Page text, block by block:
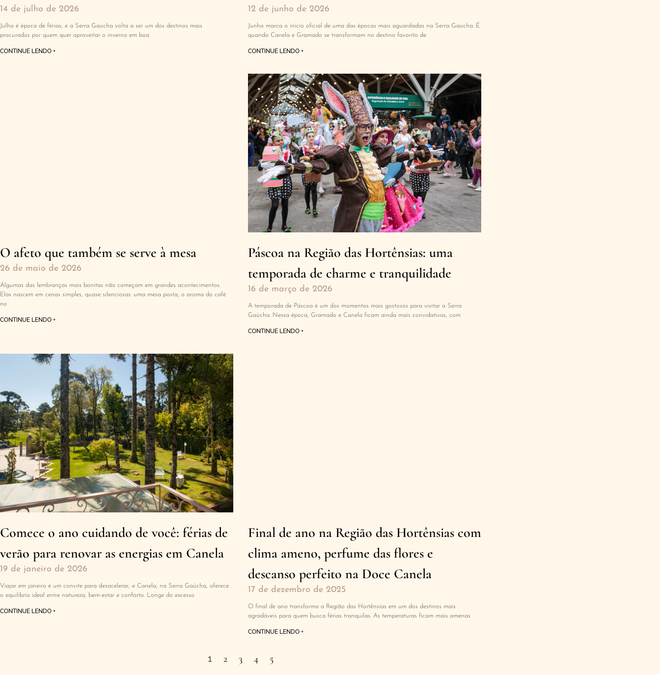
14 de julho de 2026
Julho é época de férias, e a Serra Gaúcha volta a ser um dos destinos mais
procurados por quem quer aproveitar o inverno em boa
CONTINUE LENDO +
12 de junho de 2026
Junho marca o início oficial de uma das épocas mais aguardadas na Serra Gaúcha. É
quando Canela e Gramado se transformam no destino favorito de
CONTINUE LENDO +
O afeto que também se serve à mesa
26 de maio de 2026
Algumas das lembranças mais bonitas não começam em grandes acontecimentos.
Elas nascem em cenas simples, quase silenciosas: uma mesa posta, o aroma do café
no
CONTINUE LENDO +
Páscoa na Região das Hortênsias: uma
temporada de charme e tranquilidade
16 de março de 2026
A temporada de Páscoa é um dos momentos mais gostosos para visitar a Serra
Gaúcha. Nessa época, Gramado e Canela ficam ainda mais convidativas, com
CONTINUE LENDO +
Comece o ano cuidando de você: férias de
verão para renovar as energias em Canela
19 de janeiro de 2026
Viajar em janeiro é um convite para desacelerar, e Canela, na Serra Gaúcha, oferece
o equilíbrio ideal entre natureza, bem-estar e conforto. Longe do excesso
CONTINUE LENDO +
Final de ano na Região das Hortênsias com
clima ameno, perfume das flores e
descanso perfeito na Doce Canela
17 de dezembro de 2025
O final de ano transforma a Região das Hortênsias em um dos destinos mais
agradáveis para quem busca férias tranquilas. As temperaturas ficam mais amenas
CONTINUE LENDO +
1 2 3 4 5